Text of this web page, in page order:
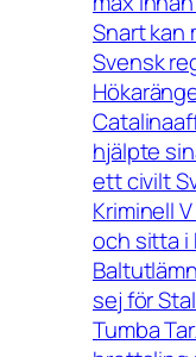
Snart kan
Svensk
hjälpte
ett civilt
Kriminell
och sitta i
sej för
Tumba